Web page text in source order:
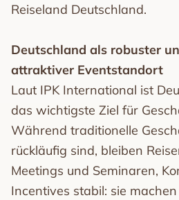
Reiseland Deutschland.
Deutschland als robuster
attraktiver Eventstandort
Laut IPK International ist
das wichtigste Ziel für
Während traditionelle
rückläufig sind, bleiben
Meetings und Seminaren,
Incentives stabil: sie